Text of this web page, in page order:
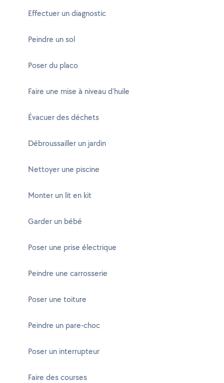
Effectuer un diagnostic
Peindre un sol
Poser du placo
Faire une mise à niveau d'huile
Évacuer des déchets
Débroussailler un jardin
Nettoyer une piscine
Monter un lit en kit
Garder un bébé
Poser une prise électrique
Peindre une carrosserie
Poser une toiture
Peindre un pare-choc
Poser un interrupteur
Faire des courses